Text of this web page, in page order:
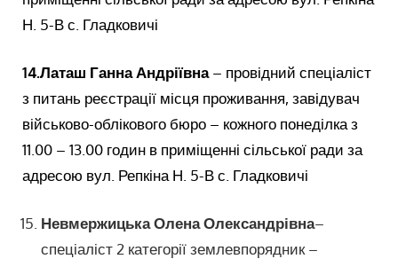
Н. 5-В с. Гладковичі
14.Латаш Ганна Андріївна– провідний спеціаліст
з питань реєстрації місця проживання, завідувач
військово-облікового бюро – кожного понеділка з
11.00 – 13.00 годин в приміщенні сільської ради за
адресою вул. Репкіна Н. 5-В с. Гладковичі
Невмержицька Олена Олександрівна–
спеціаліст 2 категорії землевпорядник –